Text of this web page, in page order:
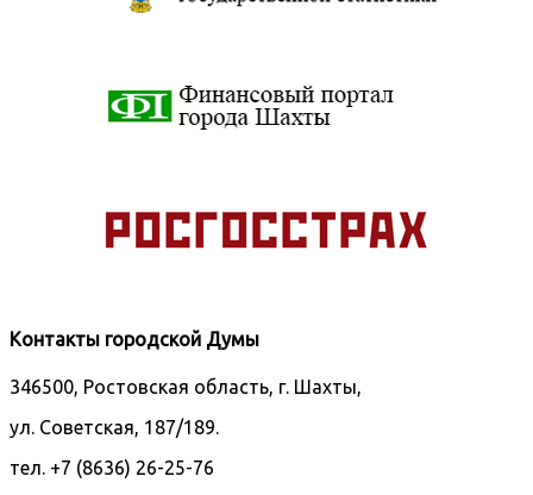
Контакты городской Думы
346500, Ростовская область, г. Шахты,
ул. Советская, 187/189.
тел. +7 (8636) 26-25-76